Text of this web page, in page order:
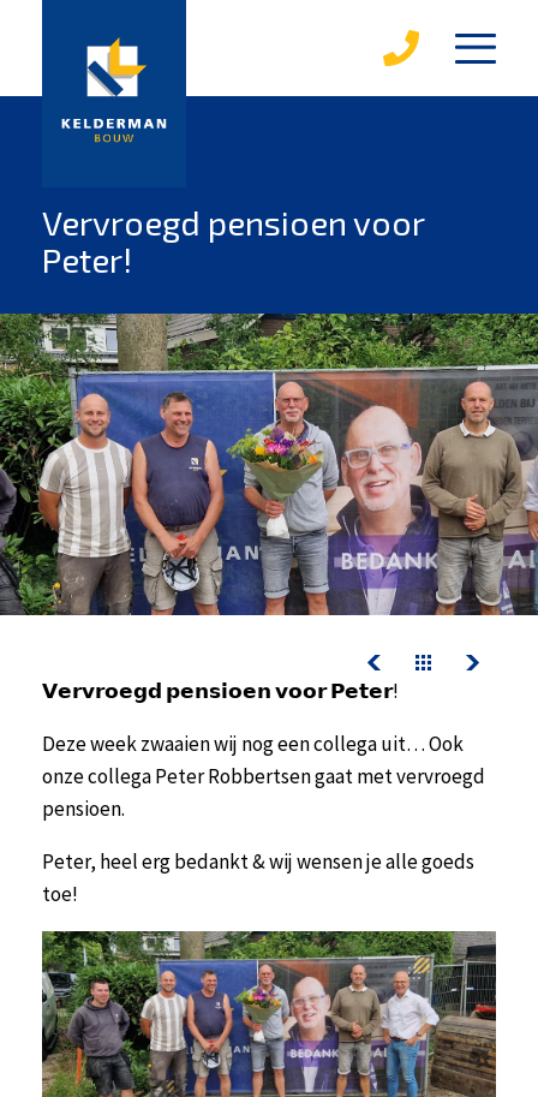
nazorg & service
actueel
diensten
over kelderman
medewerkers
werken bij kelderman
mvo
leerbedrijf
magazines
projecten
contact
werken bij kelderman
downloads
Vervroegd pensioen voor
Peter!
𝗩𝗲𝗿𝘃𝗿𝗼𝗲𝗴𝗱 𝗽𝗲𝗻𝘀𝗶𝗼𝗲𝗻 𝘃𝗼𝗼𝗿 𝗣𝗲𝘁𝗲𝗿!
Deze week zwaaien wij nog een collega uit… Ook
onze collega Peter Robbertsen gaat met vervroegd
pensioen.
Peter, heel erg bedankt & wij wensen je alle goeds
toe!